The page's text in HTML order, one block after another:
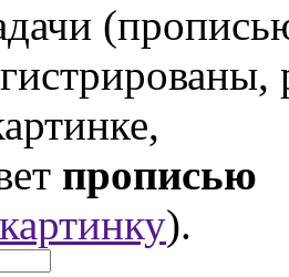
прописью
).